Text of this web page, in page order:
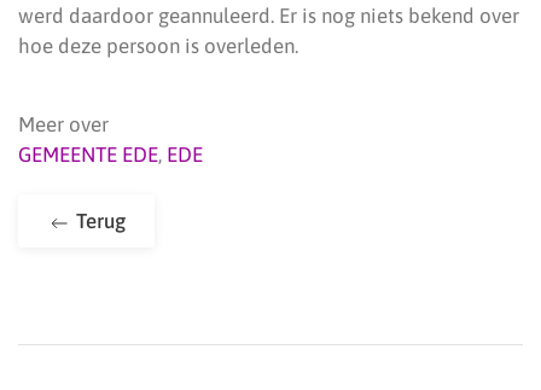
werd daardoor geannuleerd. Er is nog niets bekend over
hoe deze persoon is overleden.
Meer over
GEMEENTE EDE, EDE
Terug